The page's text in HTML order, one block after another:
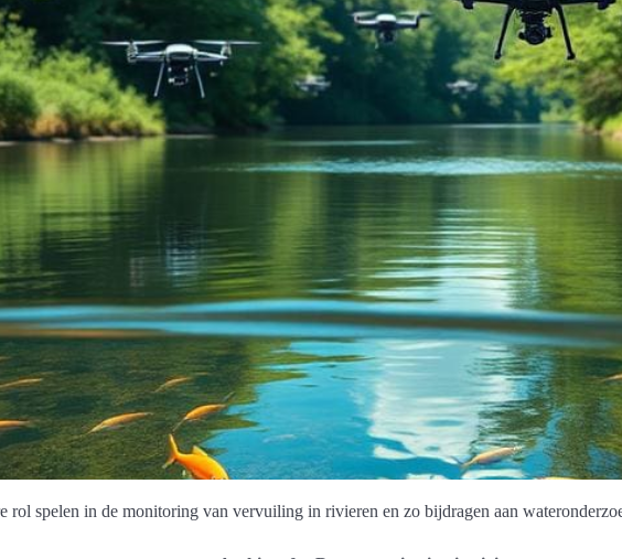
rol spelen in de monitoring van vervuiling in rivieren en zo bijdragen aan